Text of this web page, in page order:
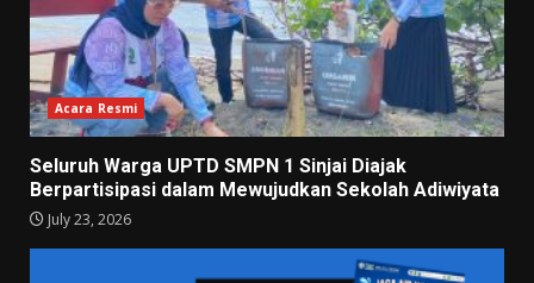
Acara Resmi
Seluruh Warga UPTD SMPN 1 Sinjai Diajak
Berpartisipasi dalam Mewujudkan Sekolah Adiwiyata
July 23, 2026